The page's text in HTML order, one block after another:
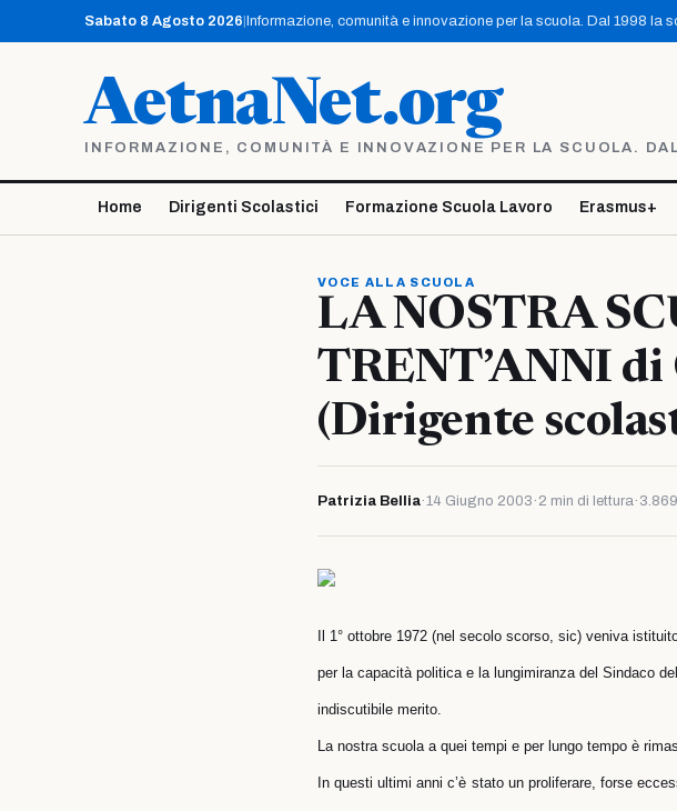
contenuto
Sabato 8 Agosto 2026 Informazione, comunità e innovazione per la scuola. Dal 1998 la
AetnaNet.org
INFORMAZIONE, COMUNITÀ E INNOVAZIONE PER LA SCUOLA.
Home Dirigenti Scolastici Formazione Scuola Lavoro Erasmus+
VOCE ALLA SCUOLA
LA NOSTRA
TRENT’ANNI
(Dirigente
Patrizia Bellia·14 Giugno 2003 · 2 min di lettura·
Il 1° ottobre 1972 (nel secolo scorso, sic) veniva
per la capacità politica e la lungimiranza del Sindaco
indiscutibile merito.
La nostra scuola a quei tempi e per lungo tempo è
In questi ultimi anni c’è stato un proliferare, forse